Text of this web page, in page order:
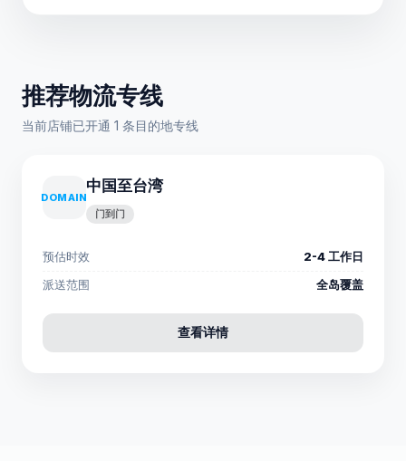
推荐物流专线
当前店铺已开通 1 条目的地专线
DOMAIN
中国至台湾
门到门
预估时效
2-4 工作日
派送范围
全岛覆盖
查看详情